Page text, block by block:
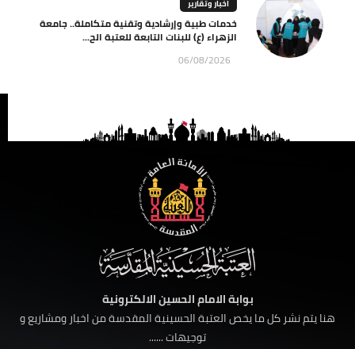
اخبار وتقارير
خدمات طبية وإرشادية وتقنية متكاملة.. جامعة
الزهراء (ع) للبنات التابعة للعتبة الح...
06/08/2026
بوابة الامام الحسين الالكترونية
هنا يتم نشر كل ما يخص العتبة الحسينية المقدسة من اخبار ومشاريع و
توجيهات ......